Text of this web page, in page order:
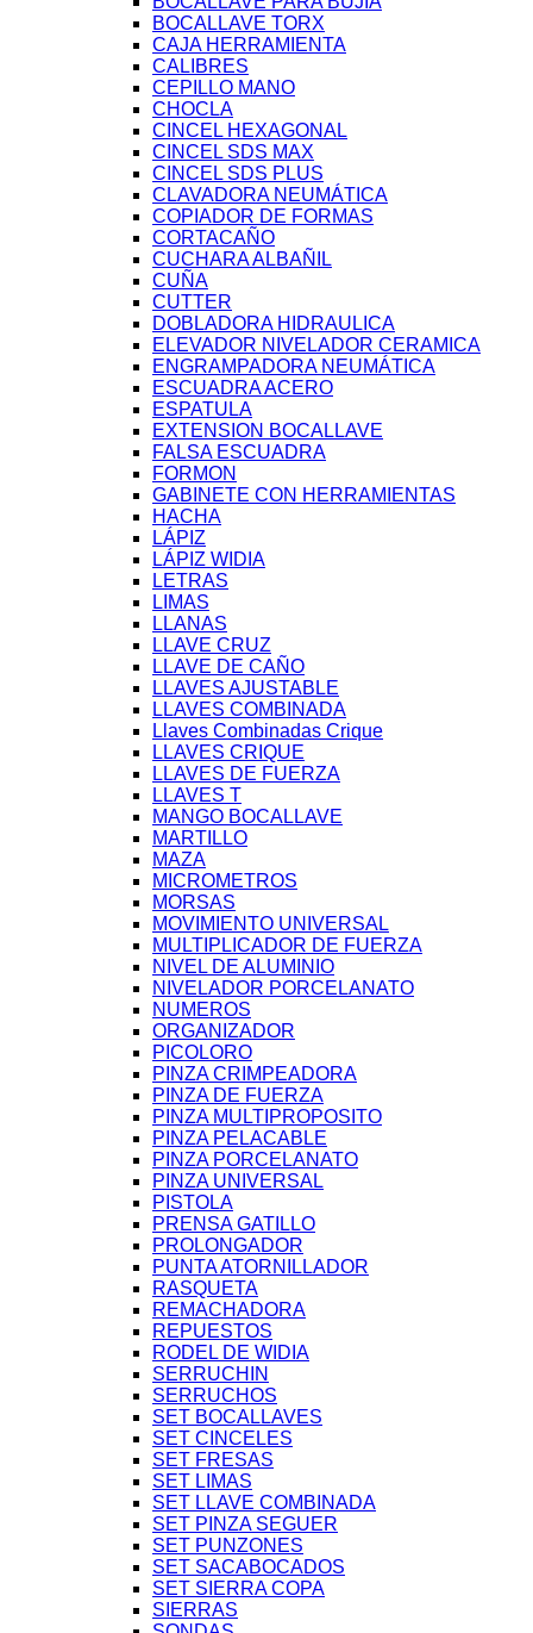
BOCALLAVE TORX
CAJA HERRAMIENTA
CALIBRES
CEPILLO MANO
CHOCLA
CINCEL HEXAGONAL
CINCEL SDS MAX
CINCEL SDS PLUS
CLAVADORA NEUMÁTICA
COPIADOR DE FORMAS
CORTACAÑO
CUCHARA ALBAÑIL
CUÑA
CUTTER
DOBLADORA HIDRAULICA
ELEVADOR NIVELADOR CERAMICA
ENGRAMPADORA NEUMÁTICA
ESCUADRA ACERO
ESPATULA
EXTENSION BOCALLAVE
FALSA ESCUADRA
FORMON
GABINETE CON HERRAMIENTAS
HACHA
LÁPIZ
LÁPIZ WIDIA
LETRAS
LIMAS
LLANAS
LLAVE CRUZ
LLAVE DE CAÑO
LLAVES AJUSTABLE
LLAVES COMBINADA
Llaves Combinadas Crique
LLAVES CRIQUE
LLAVES DE FUERZA
LLAVES T
MANGO BOCALLAVE
MARTILLO
MAZA
MICROMETROS
MORSAS
MOVIMIENTO UNIVERSAL
MULTIPLICADOR DE FUERZA
NIVEL DE ALUMINIO
NIVELADOR PORCELANATO
NUMEROS
ORGANIZADOR
PICOLORO
PINZA CRIMPEADORA
PINZA DE FUERZA
PINZA MULTIPROPOSITO
PINZA PELACABLE
PINZA PORCELANATO
PINZA UNIVERSAL
PISTOLA
PRENSA GATILLO
PROLONGADOR
PUNTA ATORNILLADOR
RASQUETA
REMACHADORA
REPUESTOS
RODEL DE WIDIA
SERRUCHIN
SERRUCHOS
SET BOCALLAVES
SET CINCELES
SET FRESAS
SET LIMAS
SET LLAVE COMBINADA
SET PINZA SEGUER
SET PUNZONES
SET SACABOCADOS
SET SIERRA COPA
SIERRAS